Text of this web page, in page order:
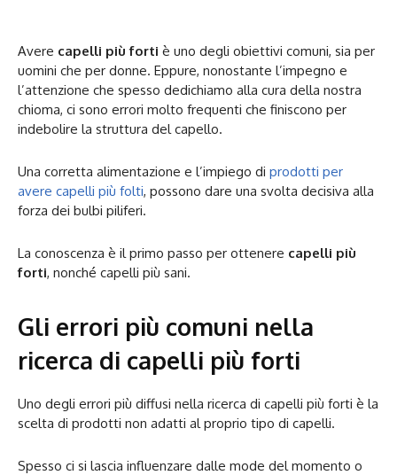
Avere capelli più forti è uno degli obiettivi comuni, sia per
uomini che per donne. Eppure, nonostante l’impegno e
l’attenzione che spesso dedichiamo alla cura della nostra
chioma, ci sono errori molto frequenti che finiscono per
indebolire la struttura del capello.
Una corretta alimentazione e l’impiego di prodotti per
avere capelli più folti, possono dare una svolta decisiva alla
forza dei bulbi piliferi.
La conoscenza è il primo passo per ottenere capelli più
forti, nonché capelli più sani.
Gli errori più comuni nella
ricerca di capelli più forti
Uno degli errori più diffusi nella ricerca di capelli più forti è la
scelta di prodotti non adatti al proprio tipo di capelli.
Spesso ci si lascia influenzare dalle mode del momento o